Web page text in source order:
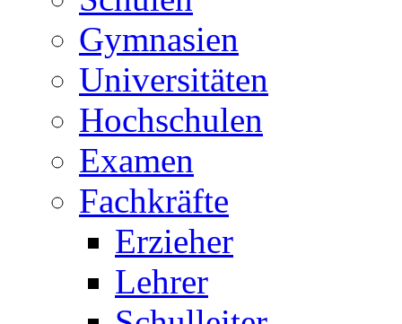
Gymnasien
Universitäten
Hochschulen
Examen
Fachkräfte
Erzieher
Lehrer